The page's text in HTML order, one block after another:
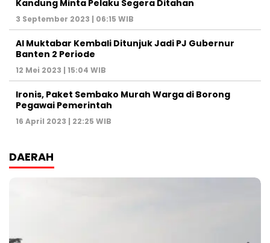
Kandung Minta Pelaku Segera Ditahan
3 September 2023 | 06:15 WIB
Al Muktabar Kembali Ditunjuk Jadi PJ Gubernur
Banten 2 Periode
12 Mei 2023 | 15:04 WIB
Ironis, Paket Sembako Murah Warga di Borong
Pegawai Pemerintah
16 April 2023 | 22:25 WIB
DAERAH